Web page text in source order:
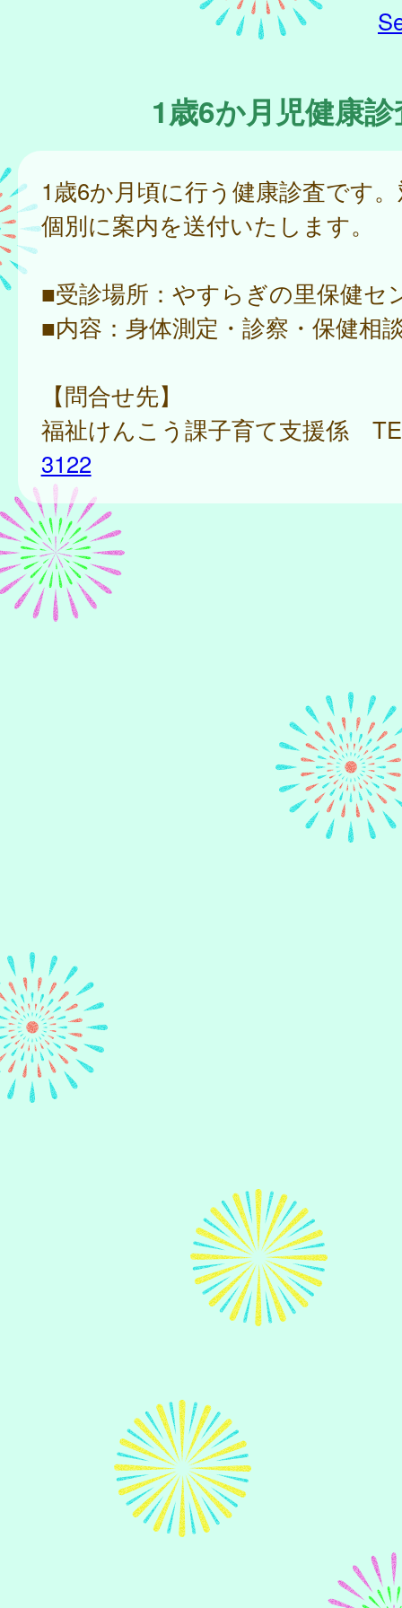
1歳6か月児健康診
1歳6か月頃に行う健康診査です
個別に案内を送付いたします。
■受診場所：やすらぎの里保健セ
■内容：身体測定・診察・保健相
【問合せ先】
福祉けんこう課子育て支援係
3122